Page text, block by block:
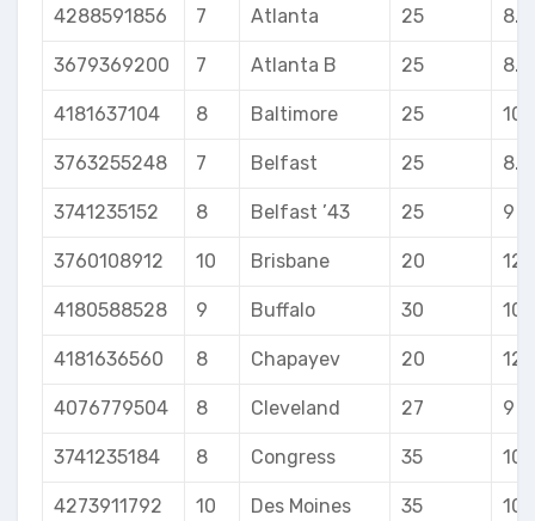
4288591856 7 Atlanta 25 8.5
3679369200 7 Atlanta B 25 8.5
4181637104 8 Baltimore 25 10
3763255248 7 Belfast 25 8.5
3741235152 8 Belfast ’43 25 9
3760108912 10 Brisbane 20 12
4180588528 9 Buffalo 30 10
4181636560 8 Chapayev 20 12
4076779504 8 Cleveland 27 9
3741235184 8 Congress 35 10
4273911792 10 Des Moines 35 10